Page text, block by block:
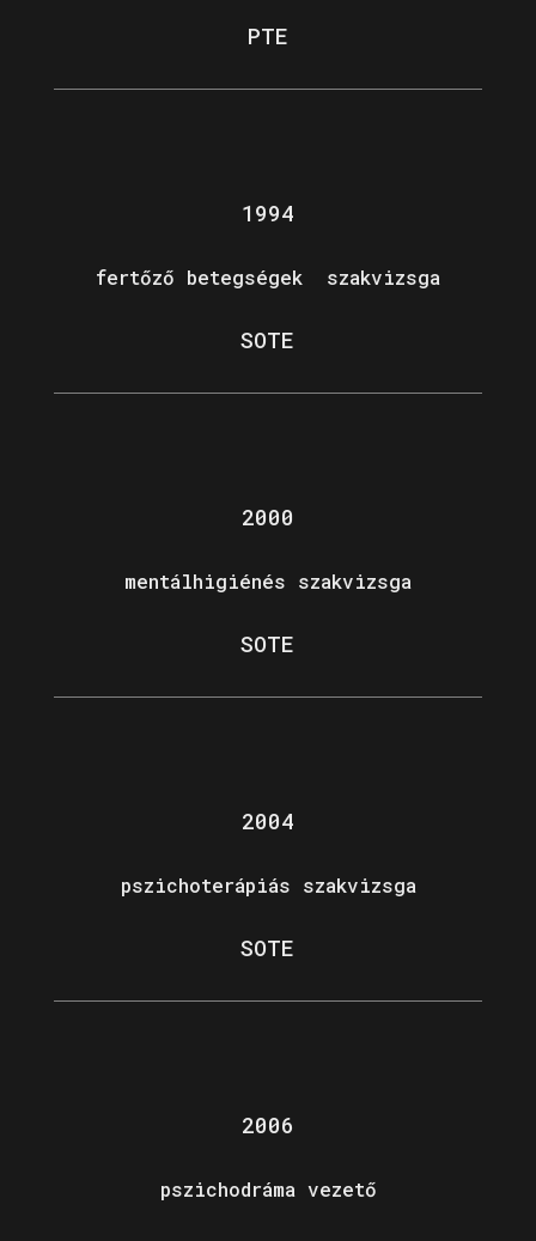
PTE
1994
fertőző betegségek szakvizsga
SOTE
2000
mentálhigiénés szakvizsga
SOTE
2004
pszichoterápiás szakvizsga
SOTE
2006
pszichodráma vezető